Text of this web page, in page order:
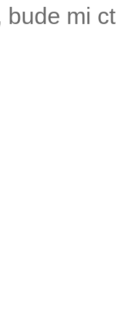
bude mi